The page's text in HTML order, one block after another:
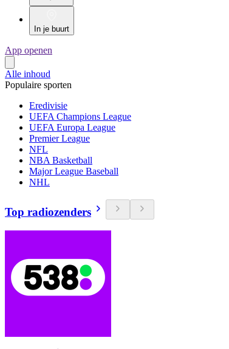
In je buurt
App openen
Alle inhoud
Populaire sporten
Eredivisie
UEFA Champions League
UEFA Europa League
Premier League
NFL
NBA Basketball
Major League Baseball
NHL
Top radiozenders